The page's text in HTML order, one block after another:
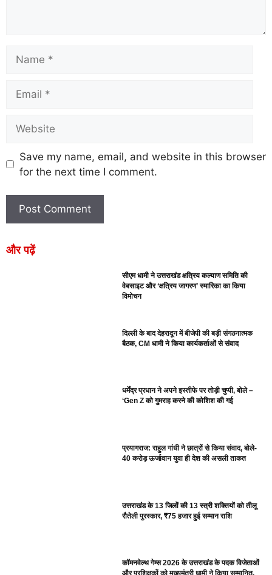
Save my name, email, and website in this browser
for the next time I comment.
और पढ़ें
सीएम धामी ने उत्तराखंड क्षत्रिय कल्याण समिति की
वेबसाइट और ‘क्षत्रिय जागरण’ स्मारिका का किया
विमोचन
दिल्ली के बाद देहरादून में बीजेपी की बड़ी संगठनात्मक
बैठक, CM धामी ने किया कार्यकर्ताओं से संवाद
धर्मेंद्र प्रधान ने अपने इस्तीफे पर तोड़ी चुप्पी, बोले –
‘Gen Z को गुमराह करने की कोशिश की गई
प्रयागराज: राहुल गांधी ने छात्रों से किया संवाद, बोले-
40 करोड़ ऊर्जावान युवा ही देश की असली ताकत
उत्तराखंड के 13 जिलों की 13 स्त्री शक्तियों को तीलू
रौतेली पुरस्कार, ₹75 हजार हुई सम्मान राशि
कॉमनवेल्थ गेम्स 2026 के उत्तराखंड के पदक विजेताओं
और प्रशिक्षकों को मुख्यमंत्री धामी ने किया सम्मानित,